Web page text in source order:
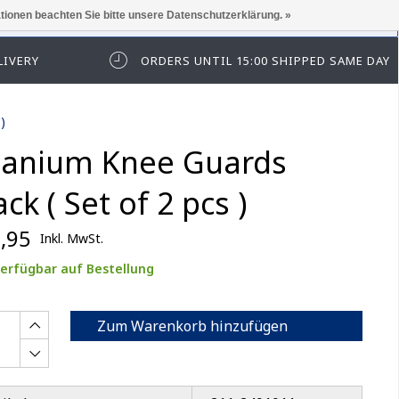
Sie sich zuerst an.
ORDERS UNTIL 15:00 SHIPPED SAME DAY
Knee Guards
( Set of 2 pcs )
Inkl. MwSt.
auf Bestellung
Zum Warenkorb hinzufügen
beachten Sie bitte unsere Datenschutzerklärung. »